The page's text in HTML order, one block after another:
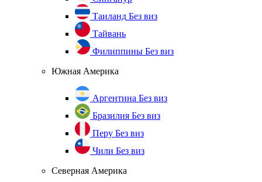
Таиланд Без виз
Тайвань
Филиппины Без виз
Южная Америка
Аргентина Без виз
Бразилия Без виз
Перу Без виз
Чили Без виз
Северная Америка